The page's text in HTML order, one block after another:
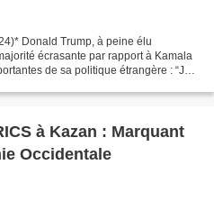
Donald Trump, à peine élu
écrasante par rapport à Kamala
de sa politique étrangère : “Je
à Kazan : Marquant
Occidentale